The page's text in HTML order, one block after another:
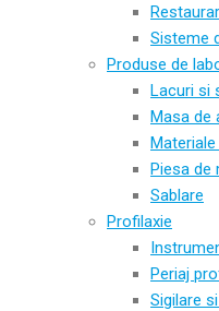
Sisteme
Produse de
Lacuri si
Masa de
Piesa de
Sablare
Profilaxie
Periaj
Sigilare